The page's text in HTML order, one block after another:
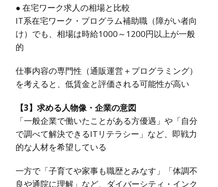
● 在宅ワーク求人の相場と比較
IT系在宅ワーク・プログラム補助職（障がい者向
け）でも、相場は時給1000～1200円以上が一般
的
仕事内容の専門性（通販運営＋プログラミング）
を考えると、低賃金と評価される可能性が高い
【3】求める人物像・企業の意図
「一般企業で働いたことがある方優遇」や「自分
で調べて解決できるITリテラシー」など、即戦力
的な人材を希望している
一方で「子育てや家事も職歴とみなす」「体調不
良や通院に理解」など、ダイバーシティ・インク